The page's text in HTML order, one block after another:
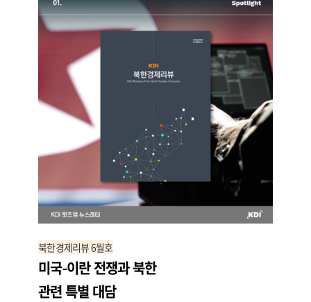
북한경제리뷰 6월호
미국-이란 전쟁과 북한
관련특별 대담